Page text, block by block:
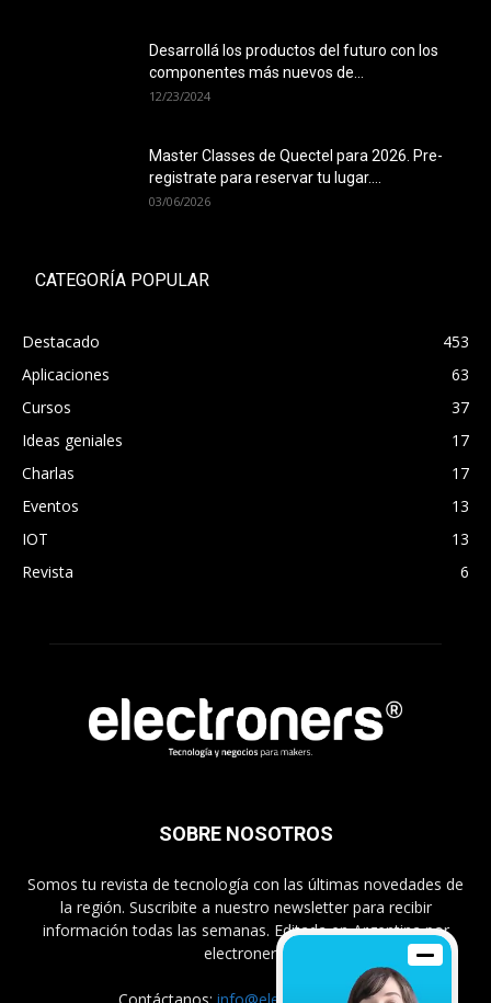
Desarrollá los productos del futuro con los
componentes más nuevos de...
12/23/2024
Master Classes de Quectel para 2026. Pre-
registrate para reservar tu lugar....
03/06/2026
CATEGORÍA POPULAR
Destacado
453
Aplicaciones
63
Cursos
37
Ideas geniales
17
Charlas
17
Eventos
13
IOT
13
Revista
6
SOBRE NOSOTROS
Somos tu revista de tecnología con las últimas novedades de
la región. Suscribite a nuestro newsletter para recibir
información todas las semanas. Editada en Argentina por
electroners.
Contáctanos: info@electroners.com